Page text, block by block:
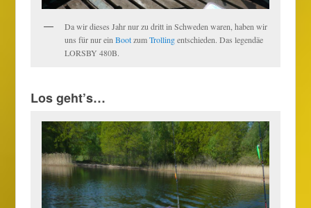
Da wir dieses Jahr nur zu dritt in Schweden waren, haben wir
uns für nur ein BootzumTrollingentschieden. Das legendäe
LORSBY 480B.
Los geht’s…